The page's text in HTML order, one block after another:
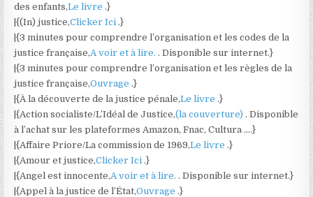
des enfants,Le livre.}
|{(In) justice,Clicker Ici.}
|{3 minutes pour comprendre l’organisation et les codes de la
justice française,A voir et à lire.. Disponible sur internet.}
|{3 minutes pour comprendre l’organisation et les règles de la
justice française,Ouvrage.}
|{À la découverte de la justice pénale,Le livre.}
|{Action socialiste/L’Idéal de Justice,(la couverture). Disponible
à l’achat sur les plateformes Amazon, Fnac, Cultura ….}
|{Affaire Priore/La commission de 1969,Le livre.}
|{Amour et justice,Clicker Ici.}
|{Angel est innocente,A voir et à lire.. Disponible sur internet.}
|{Appel à la justice de l’État,Ouvrage.}